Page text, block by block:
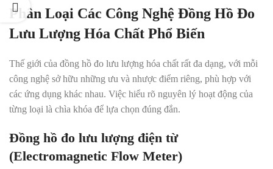
Phân Loại Các Công Nghệ Đồng Hồ Đo
Lưu Lượng Hóa Chất Phổ Biến
Thế giới của đồng hồ đo lưu lượng hóa chất rất đa dạng, với mỗi
công nghệ sở hữu những ưu và nhược điểm riêng, phù hợp với
các ứng dụng khác nhau. Việc hiểu rõ nguyên lý hoạt động của
từng loại là chìa khóa để lựa chọn đúng đắn.
Đồng hồ đo lưu lượng điện từ
(Electromagnetic Flow Meter)